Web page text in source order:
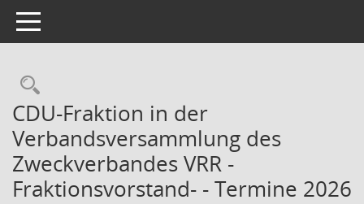
Toggle navigation
Rechercheauswahl
CDU-Fraktion in der
Verbandsversammlung des
Zweckverbandes VRR -
Fraktionsvorstand- - Termine 2026